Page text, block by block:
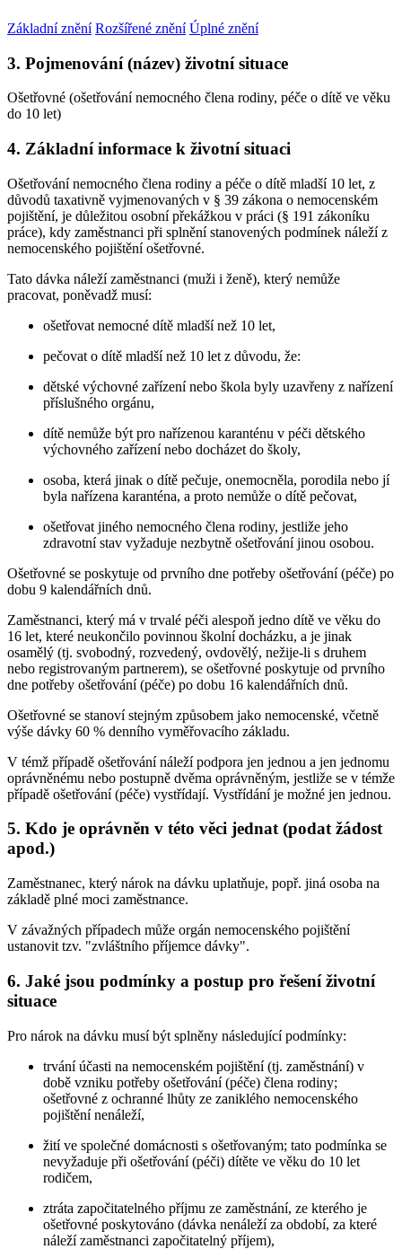
Základní znění Rozšířené znění Úplné znění
3. Pojmenování (název) životní situace
Ošetřovné (ošetřování nemocného člena rodiny, péče o dítě ve věku
do 10 let)
4. Základní informace k životní situaci
Ošetřování nemocného člena rodiny a péče o dítě mladší 10 let, z
důvodů taxativně vyjmenovaných v § 39 zákona o nemocenském
pojištění, je důležitou osobní překážkou v práci (§ 191 zákoníku
práce), kdy zaměstnanci při splnění stanovených podmínek náleží z
nemocenského pojištění ošetřovné.
Tato dávka náleží zaměstnanci (muži i ženě), který nemůže
pracovat, poněvadž musí:
ošetřovat nemocné dítě mladší než 10 let,
pečovat o dítě mladší než 10 let z důvodu, že:
dětské výchovné zařízení nebo škola byly uzavřeny z nařízení
příslušného orgánu,
dítě nemůže být pro nařízenou karanténu v péči dětského
výchovného zařízení nebo docházet do školy,
osoba, která jinak o dítě pečuje, onemocněla, porodila nebo jí
byla nařízena karanténa, a proto nemůže o dítě pečovat,
ošetřovat jiného nemocného člena rodiny, jestliže jeho
zdravotní stav vyžaduje nezbytně ošetřování jinou osobou.
Ošetřovné se poskytuje od prvního dne potřeby ošetřování (péče) po
dobu 9 kalendářních dnů.
Zaměstnanci, který má v trvalé péči alespoň jedno dítě ve věku do
16 let, které neukončilo povinnou školní docházku, a je jinak
osamělý (tj. svobodný, rozvedený, ovdovělý, nežije-li s druhem
nebo registrovaným partnerem), se ošetřovné poskytuje od prvního
dne potřeby ošetřování (péče) po dobu 16 kalendářních dnů.
Ošetřovné se stanoví stejným způsobem jako nemocenské, včetně
výše dávky 60 % denního vyměřovacího základu.
V témž případě ošetřování náleží podpora jen jednou a jen jednomu
oprávněnému nebo postupně dvěma oprávněným, jestliže se v témže
případě ošetřování (péče) vystřídají. Vystřídání je možné jen jednou.
5. Kdo je oprávněn v této věci jednat (podat žádost
apod.)
Zaměstnanec, který nárok na dávku uplatňuje, popř. jiná osoba na
základě plné moci zaměstnance.
V závažných případech může orgán nemocenského pojištění
ustanovit tzv. "zvláštního příjemce dávky".
6. Jaké jsou podmínky a postup pro řešení životní
situace
Pro nárok na dávku musí být splněny následující podmínky:
trvání účasti na nemocenském pojištění (tj. zaměstnání) v
době vzniku potřeby ošetřování (péče) člena rodiny;
ošetřovné z ochranné lhůty ze zaniklého nemocenského
pojištění nenáleží,
žití ve společné domácnosti s ošetřovaným; tato podmínka se
nevyžaduje při ošetřování (péči) dítěte ve věku do 10 let
rodičem,
ztráta započitatelného příjmu ze zaměstnání, ze kterého je
ošetřovné poskytováno (dávka nenáleží za období, za které
náleží zaměstnanci započitatelný příjem),